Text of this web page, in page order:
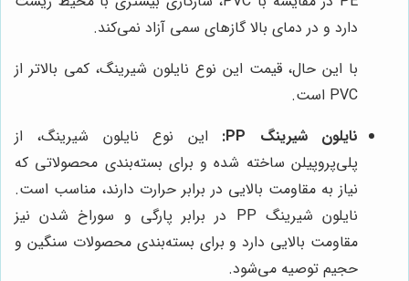
دارد و در دمای بالا گازهای سمی آزاد نمی‌کند.
با این حال، قیمت این نوع نایلون شیرینگ، کمی بالاتر از
PVC است.
نایلون شیرینگ PP:
این نوع نایلون شیرینگ، از
پلی‌پروپیلن ساخته شده و برای بسته‌بندی محصولاتی که
نیاز به مقاومت بالایی در برابر حرارت دارند، مناسب است.
نایلون شیرینگ PP در برابر پارگی و سوراخ شدن نیز
مقاومت بالایی دارد و برای بسته‌بندی محصولات سنگین و
حجیم توصیه می‌شود.